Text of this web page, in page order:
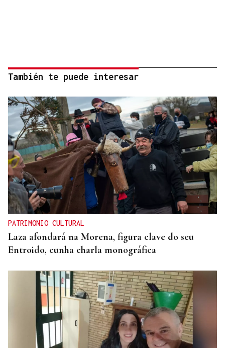
También te puede interesar
PATRIMONIO CULTURAL
Laza afondará na Morena, figura clave do seu
Entroido, cunha charla monográfica